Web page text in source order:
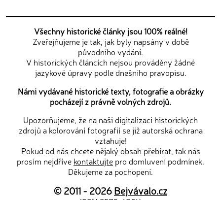
Všechny historické články jsou 100% reálné!
Zveřejňujeme je tak, jak byly napsány v době
původního vydání.
V historických článcích nejsou prováděny žádné
jazykové úpravy podle dnešního pravopisu.
Námi vydávané historické texty, fotografie a obrázky
pocházejí z právně volných zdrojů.
Upozorňujeme, že na naši digitalizaci historických
zdrojů a kolorování fotografií se již autorská ochrana
vztahuje!
Pokud od nás chcete nějaký obsah přebírat, tak nás
prosím nejdříve kontaktujte pro domluvení podmínek.
Děkujeme za pochopení.
© 2011 - 2026Bejvávalo.cz